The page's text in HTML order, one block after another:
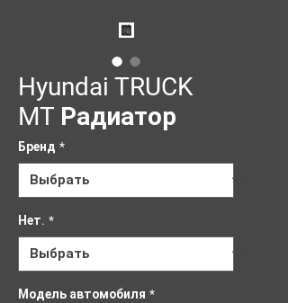
Hyundai TRUCK
MT Радиатор
Бренд *
Нет. *
Модель автомобиля *